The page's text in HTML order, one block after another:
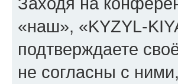
«наш», «KYZYL-
подтверждаете
не согласны с